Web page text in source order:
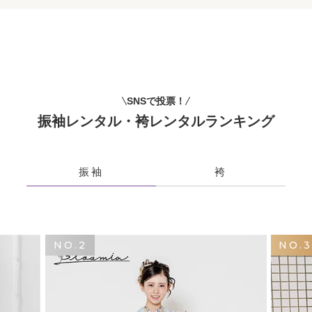
SNSで投票！
振袖レンタル・袴レンタルランキング
振袖 袴
NO.2 NO.3